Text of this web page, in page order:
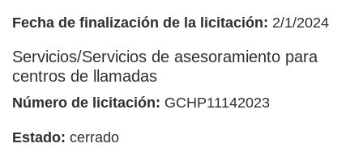
Fecha de finalización de la licitación: 2/1/2024
Servicios/Servicios de asesoramiento para
centros de llamadas
Número de licitación: GCHP11142023
Estado: cerrado